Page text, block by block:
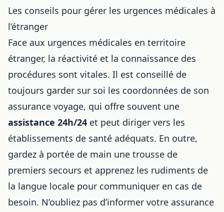
Les conseils pour gérer les urgences médicales à
l’étranger
Face aux urgences médicales en territoire
étranger, la réactivité et la connaissance des
procédures sont vitales. Il est conseillé de
toujours garder sur soi les coordonnées de son
assurance voyage, qui offre souvent une
assistance 24h/24 et peut diriger vers les
établissements de santé adéquats. En outre,
gardez à portée de main une trousse de
premiers secours et apprenez les rudiments de
la langue locale pour communiquer en cas de
besoin. N’oubliez pas d’informer votre assurance